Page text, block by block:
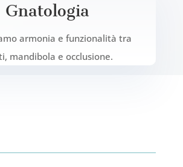
Gnatologia
armonia e funzionalità tra
mandibola e occlusione.